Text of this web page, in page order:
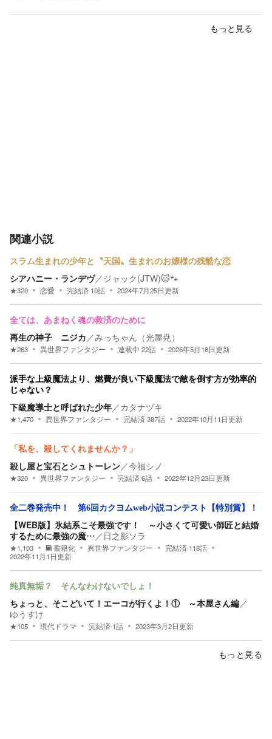
もっと見る
関連小説
スラム生まれの少年と〝天国〟生まれのお嬢様の残酷な恋
シアハニー・ランデヴ／ジャック(JTW)🐱🐾
★320 恋愛 完結済 10話 2024年7月25日更新
全ては、あまねく魂の救済のために
再生の神子 ニジカ ／みっちゃん（光屋尭）
★263 異世界ファンタジー 連載中 22話 2026年5月18日更新
派手な上級魔法より、燃費が良い下級魔法で敵を倒す方が効率的
じゃない？
下級魔導士と呼ばれた少年／カタナヅキ
★1,470 異世界ファンタジー 完結済387話 2022年10月11日更新
「私を、殺してくれませんか？」
殺し屋と宝石とシュトーレン／今福シノ
★320 異世界ファンタジー 完結済6話 2022年12月23日更新
全二巻発売中！ 第6回カクヨムweb小説コンテスト【特別賞】！
【WEB版】氷結系こそ最強です！ ～小さくて可愛い師匠と結婚
するために最強の魔… ／ 日之影ソラ
★1,103 書籍化 異世界ファンタジー 完結済 118話
2022年11月1日更新
純真無垢？ そんなわけないでしょ！
ちょっと、そこどいて！エーコが行くよ！① ～本屋さん編／
ゆうすけ
★105 現代ドラマ 完結済 1話 2023年3月2日更新
もっと見る